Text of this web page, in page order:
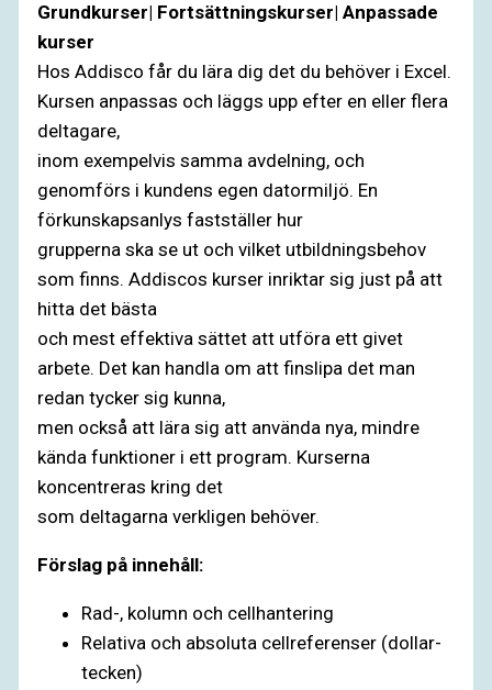
Grundkurser| Fortsättningskurser| Anpassade
kurser
Hos Addisco får du lära dig det du behöver i Excel.
Kursen anpassas och läggs upp efter en eller flera
deltagare,
inom exempelvis samma avdelning, och
genomförs i kundens egen datormiljö. En
förkunskapsanlys fastställer hur
grupperna ska se ut och vilket utbildningsbehov
som finns. Addiscos kurser inriktar sig just på att
hitta det bästa
och mest effektiva sättet att utföra ett givet
arbete. Det kan handla om att finslipa det man
redan tycker sig kunna,
men också att lära sig att använda nya, mindre
kända funktioner i ett program. Kurserna
koncentreras kring det
som deltagarna verkligen behöver.
Förslag på innehåll:
Rad-, kolumn och cellhantering
Relativa och absoluta cellreferenser (dollar-
tecken)